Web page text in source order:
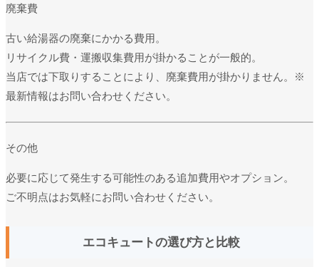
廃棄費
古い給湯器の廃棄にかかる費用。
リサイクル費・運搬収集費用が掛かることが一般的。
当店では下取りすることにより、廃棄費用が掛かりません。※
最新情報はお問い合わせください。
その他
必要に応じて発生する可能性のある追加費用やオプション。
ご不明点はお気軽にお問い合わせください。
エコキュートの選び方と比較